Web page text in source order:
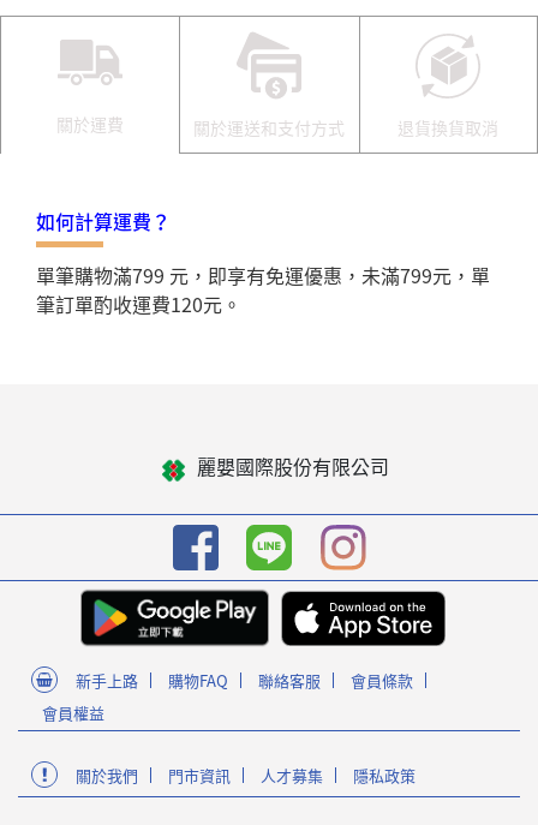
關於運費 關於運送和支付方式 退貨換貨取消
如何計算運費？
單筆購物滿799 元，即享有免運優惠，未滿799元，單
筆訂單酌收運費120元。
麗嬰國際股份有限公司
新手上路 購物FAQ 聯絡客服
會員條款
會員權益
關於我們 門市資訊 人才募集 隱私政策